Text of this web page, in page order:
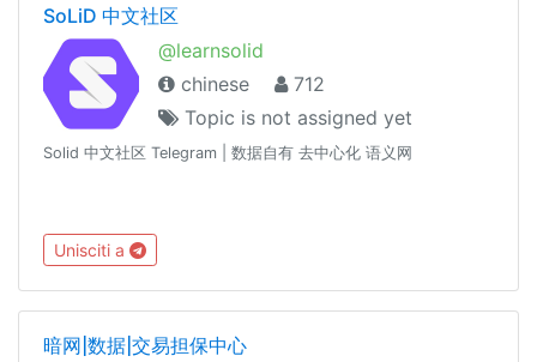
SoLiD 中文社区
@learnsolid
chinese
712
Topic is not assigned yet
Solid 中文社区 Telegram | 数据自有 去中心化 语义网
Unisciti a
暗网|数据|交易担保中心